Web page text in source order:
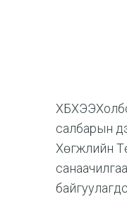
салбарын
Хөгжлийн